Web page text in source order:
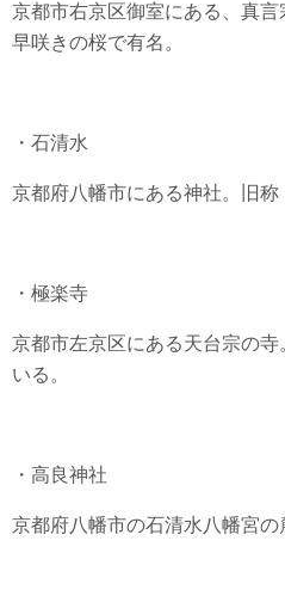
京都市右京区御室にある、真言
早咲きの桜で有名。
・石清水
京都府八幡市にある神社。旧称
・極楽寺
京都市左京区にある天台宗の
いる。
・高良神社
京都府八幡市の石清水八幡宮の